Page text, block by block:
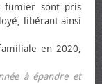
fumier sont pris
libérant ainsi
en 2020,
à épandre et